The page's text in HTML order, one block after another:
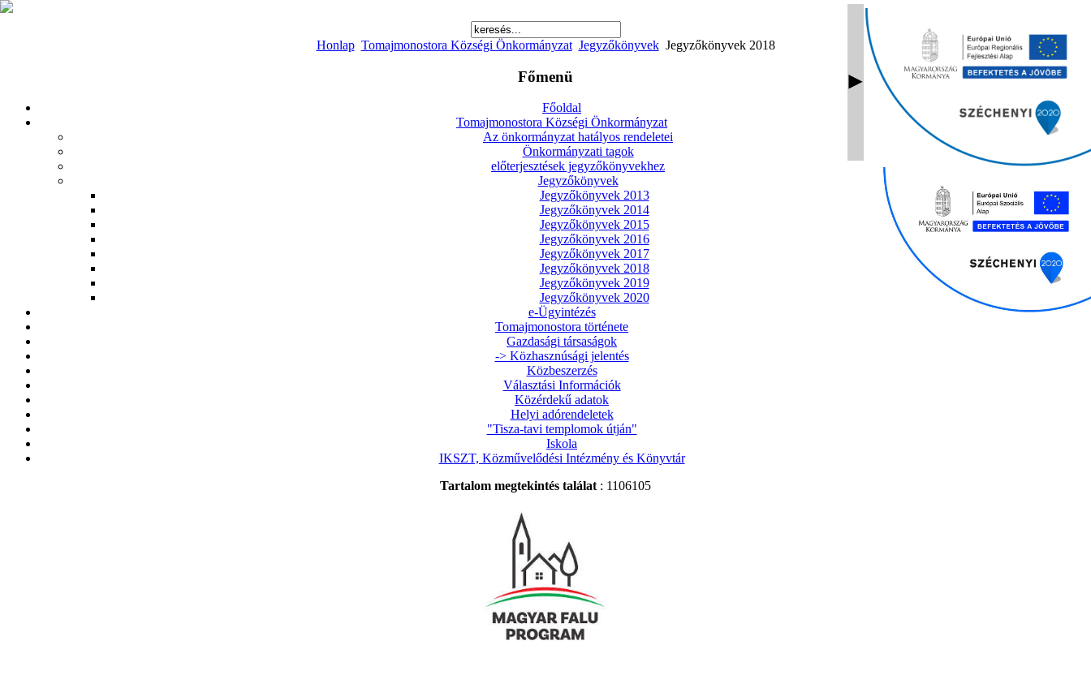
Honlap Tomajmonostora Községi Önkormányzat Jegyzőkönyvek Jegyzőkönyvek 2018
Főmenü
Főoldal
Tomajmonostora Községi Önkormányzat
Az önkormányzat hatályos rendeletei
Önkormányzati tagok
előterjesztések jegyzőkönyvekhez
Jegyzőkönyvek
Jegyzőkönyvek 2013
Jegyzőkönyvek 2014
Jegyzőkönyvek 2015
Jegyzőkönyvek 2016
Jegyzőkönyvek 2017
Jegyzőkönyvek 2018
Jegyzőkönyvek 2019
Jegyzőkönyvek 2020
e-Ügyintézés
Tomajmonostora története
Gazdasági társaságok
-> Közhasznúsági jelentés
Közbeszerzés
Választási Információk
Közérdekű adatok
Helyi adórendeletek
"Tisza-tavi templomok útján"
Iskola
IKSZT, Közművelődési Intézmény és Könyvtár
Tartalom megtekintés találat: 1106105